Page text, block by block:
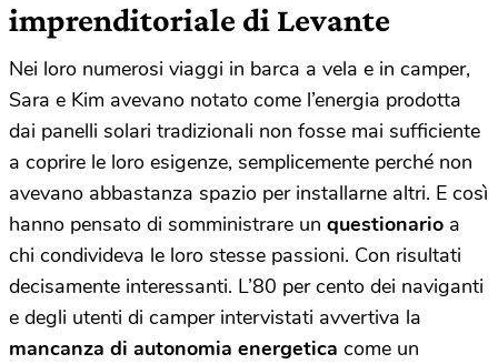
imprenditoriale di Levante
Nei loro numerosi viaggi in barca a vela e in camper,
Sara e Kim avevano notato come l’energia prodotta
dai panelli solari tradizionali non fosse mai sufficiente
a coprire le loro esigenze, semplicemente perché non
avevano abbastanza spazio per installarne altri. E così
hanno pensato di somministrare un questionario a
chi condivideva le loro stesse passioni. Con risultati
decisamente interessanti. L’80 per cento dei naviganti
e degli utenti di camper intervistati avvertiva la
mancanza di autonomia energetica come un